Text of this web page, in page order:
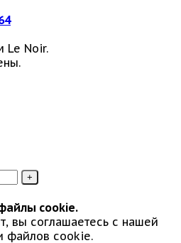
Noir.
cookie.
вы соглашаетесь с нашей
файлов cookie.